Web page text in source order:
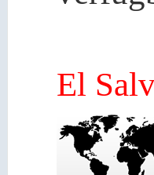
El